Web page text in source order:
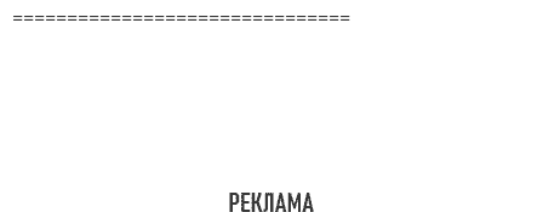
===============================